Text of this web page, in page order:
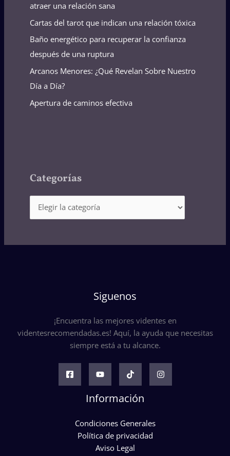
atraer una relación sana
Cartas del tarot que indican una relación tóxica
Baño energético para recuperar la confianza
después de una ruptura
Arcanos Menores: ¿Qué Revelan Sobre Nuestro
Día a Día?
Apertura de caminos efectiva
Categorías
Siguenos
¡Encuentra las mejores videntes en
videntesrecomendadas.es! Aquí, la ayuda que necesitas
siempre está a tu alcance.
Información
Condiciones Generales
Política de privacidad
Aviso Legal